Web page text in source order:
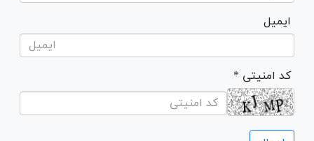
ایمیل
* کد امنیتی